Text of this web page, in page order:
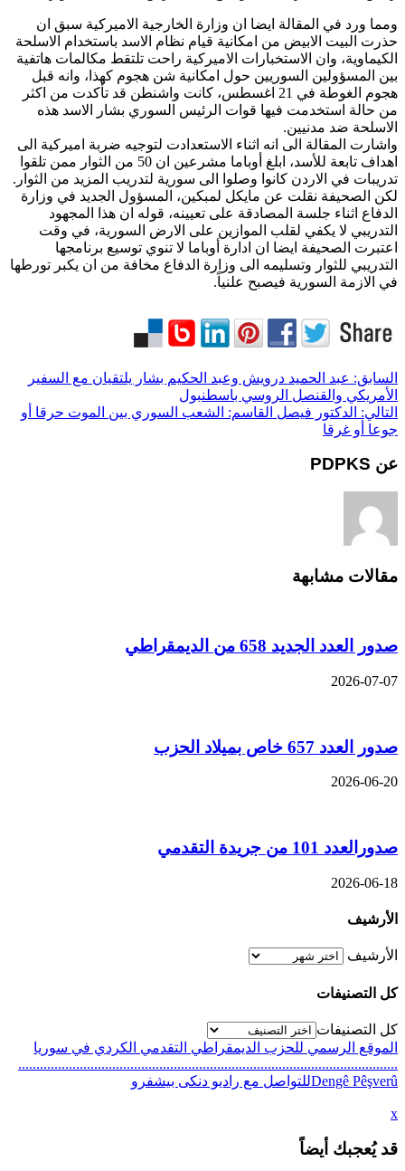
ومما ورد في المقالة ايضا ان وزارة الخارجية الاميركية سبق ان
حذرت البيت الابيض من امكانية قيام نظام الاسد باستخدام الاسلحة
الكيماوية، وان الاستخبارات الاميركية راحت تلتقط مكالمات هاتفية
بين المسؤولين السوريين حول امكانية شن هجوم كهذا، وانه قبل
هجوم الغوطة في 21 اغسطس، كانت واشنطن قد تأكدت من اكثر
من حالة استخدمت فيها قوات الرئيس السوري بشار الاسد هذه
الاسلحة ضد مدنيين.
واشارت المقالة الى انه اثناء الاستعدادت لتوجيه ضربة اميركية الى
اهداف تابعة للأسد، ابلغ أوباما مشرعين ان 50 من الثوار ممن تلقوا
تدريبات في الاردن كانوا وصلوا الى سورية لتدريب المزيد من الثوار.
لكن الصحيفة نقلت عن مايكل لمبكين، المسؤول الجديد في وزارة
الدفاع اثناء جلسة المصادقة على تعيينه، قوله ان هذا المجهود
التدريبي لا يكفي لقلب الموازين على الارض السورية، في وقت
اعتبرت الصحيفة ايضا ان ادارة أوباما لا تنوي توسيع برنامجها
التدريبي للثوار وتسليمه الى وزارة الدفاع مخافة من ان يكبر تورطها
في الازمة السورية فيصبح علنياً.
السابق: عبد الحميد درويش وعبد الحكيم بشار يلتقيان مع السفير
الأمريكي والقنصل الروسي باسطنبول
التالي: الدكتور فيصل القاسم: الشعب السوري بين الموت حرقا أو
جوعا أو غرقا
عن PDPKS
مقالات مشابهة
صدور العدد الجديد 658 من الديمقراطي
2026-07-07
صدور العدد 657 خاص بميلاد الحزب
2026-06-20
صدورالعدد 101 من جريدة التقدمي
2026-06-18
الأرشيف
الأرشيف
كل التصنيفات
كل التصنيفات
الموقع الرسمي للحزب الديمقراطي التقدمي الكردي في سوريا
.........................................................................................................
Dengê Pêşverûللتواصل مع راديو دنكى بيشفرو
x